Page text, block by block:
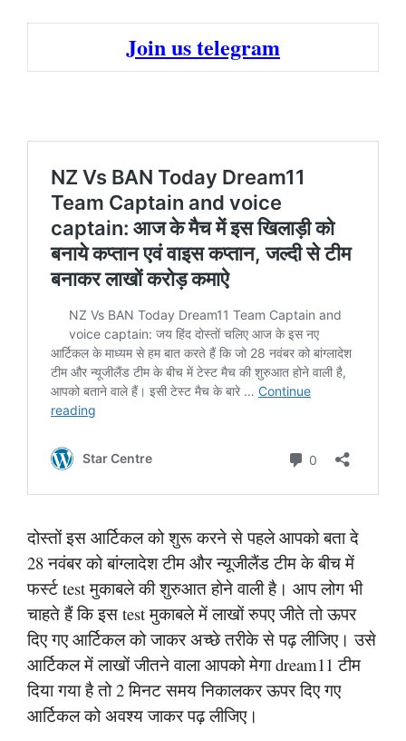
Join us telegram
दोस्तों इस आर्टिकल को शुरू करने से पहले आपको बता दे
28 नवंबर को बांग्लादेश टीम और न्यूजीलैंड टीम के बीच में
फर्स्ट test मुकाबले की शुरुआत होने वाली है। आप लोग भी
चाहते हैं कि इस test मुकाबले में लाखों रुपए जीते तो ऊपर
दिए गए आर्टिकल को जाकर अच्छे तरीके से पढ़ लीजिए। उसे
आर्टिकल में लाखों जीतने वाला आपको मेगा dream11 टीम
दिया गया है तो 2 मिनट समय निकालकर ऊपर दिए गए
आर्टिकल को अवश्य जाकर पढ़ लीजिए।